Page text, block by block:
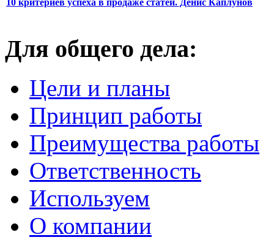
10 критериев успеха в продаже статей. Денис Каплунов
Для общего дела:
Цели и планы
Принцип работы
Преимущества работы
Ответственность
Используем
О компании